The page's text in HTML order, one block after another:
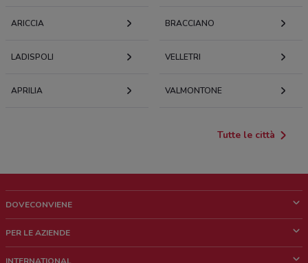
ARICCIA BRACCIANO
LADISPOLI VELLETRI
APRILIA VALMONTONE
Tutte le città
DOVECONVIENE
Chi siamo
PER LE AZIENDE